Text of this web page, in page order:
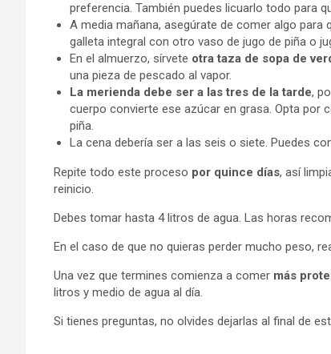
preferencia. También puedes licuarlo todo para
A media mañana, asegúrate de comer algo para
galleta integral con otro vaso de jugo de piña o
En el almuerzo, sírvete otra taza de sopa de
una pieza de pescado al vapor.
La merienda debe ser a las tres de la tarde,
cuerpo convierte ese azúcar en grasa. Opta por
piña.
La cena debería ser a las seis o siete. Puedes
Repite todo este proceso por quince días, así
reinicio.
Debes tomar hasta 4 litros de agua. Las horas
En el caso de que no quieras perder mucho peso,
Una vez que termines comienza a comer más
litros y medio de agua al día.
Si tienes preguntas, no olvides dejarlas al final de